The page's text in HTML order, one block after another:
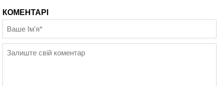
КОМЕНТАРІ